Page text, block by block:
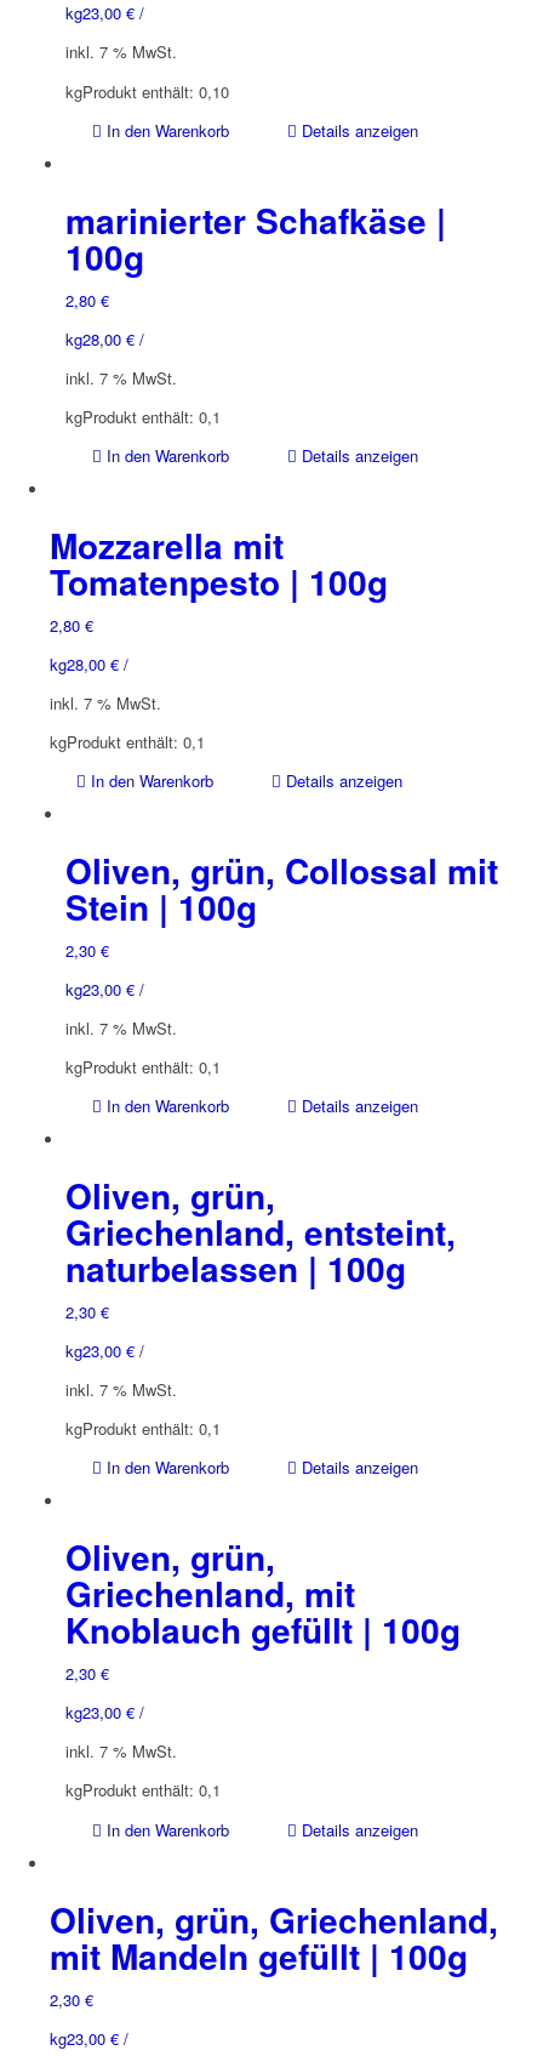
23,00 €/
kg
inkl. 7 % MwSt.
Produkt enthält: 0,10
kg
In den Warenkorb
Details anzeigen
marinierter Schafkäse |
100g
2,80 €
28,00 €/
kg
inkl. 7 % MwSt.
Produkt enthält: 0,1
kg
In den Warenkorb
Details anzeigen
Mozzarella mit
Tomatenpesto | 100g
2,80 €
28,00 €/
kg
inkl. 7 % MwSt.
Produkt enthält: 0,1
kg
In den Warenkorb
Details anzeigen
Oliven, grün, Collossal mit
Stein | 100g
2,30 €
23,00 €/
kg
inkl. 7 % MwSt.
Produkt enthält: 0,1
kg
In den Warenkorb
Details anzeigen
Oliven, grün,
Griechenland, entsteint,
naturbelassen | 100g
2,30 €
23,00 €/
kg
inkl. 7 % MwSt.
Produkt enthält: 0,1
kg
In den Warenkorb
Details anzeigen
Oliven, grün,
Griechenland, mit
Knoblauch gefüllt | 100g
2,30 €
23,00 €/
kg
inkl. 7 % MwSt.
Produkt enthält: 0,1
kg
In den Warenkorb
Details anzeigen
Oliven, grün, Griechenland,
mit Mandeln gefüllt | 100g
2,30 €
23,00 €/
kg